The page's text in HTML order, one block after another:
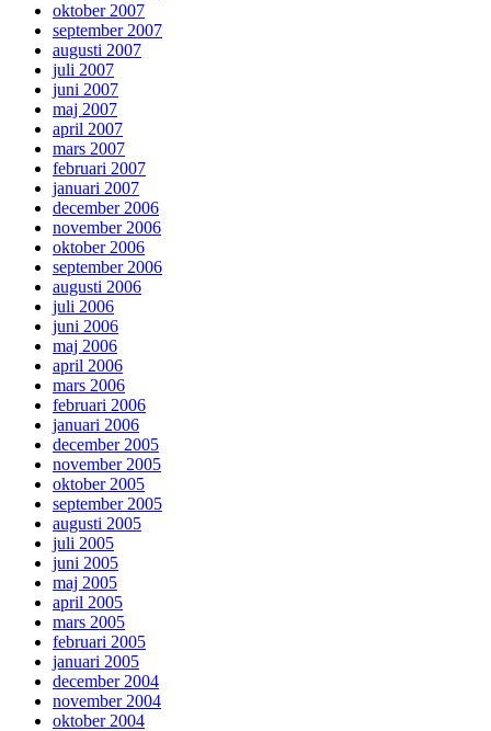
oktober 2007
september 2007
augusti 2007
juli 2007
juni 2007
maj 2007
april 2007
mars 2007
februari 2007
januari 2007
december 2006
november 2006
oktober 2006
september 2006
augusti 2006
juli 2006
juni 2006
maj 2006
april 2006
mars 2006
februari 2006
januari 2006
december 2005
november 2005
oktober 2005
september 2005
augusti 2005
juli 2005
juni 2005
maj 2005
april 2005
mars 2005
februari 2005
januari 2005
december 2004
november 2004
oktober 2004